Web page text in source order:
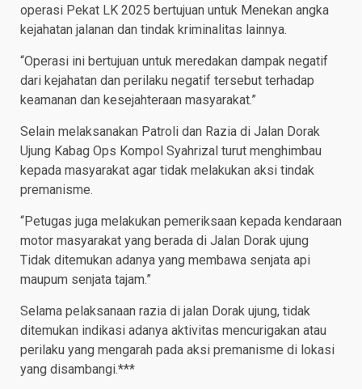
operasi Pekat LK 2025 bertujuan untuk Menekan angka
kejahatan jalanan dan tindak kriminalitas lainnya.
“Operasi ini bertujuan untuk meredakan dampak negatif
dari kejahatan dan perilaku negatif tersebut terhadap
keamanan dan kesejahteraan masyarakat.”
Selain melaksanakan Patroli dan Razia di Jalan Dorak
Ujung Kabag Ops Kompol Syahrizal turut menghimbau
kepada masyarakat agar tidak melakukan aksi tindak
premanisme.
“Petugas juga melakukan pemeriksaan kepada kendaraan
motor masyarakat yang berada di Jalan Dorak ujung
Tidak ditemukan adanya yang membawa senjata api
maupum senjata tajam.”
Selama pelaksanaan razia di jalan Dorak ujung, tidak
ditemukan indikasi adanya aktivitas mencurigakan atau
perilaku yang mengarah pada aksi premanisme di lokasi
yang disambangi.***